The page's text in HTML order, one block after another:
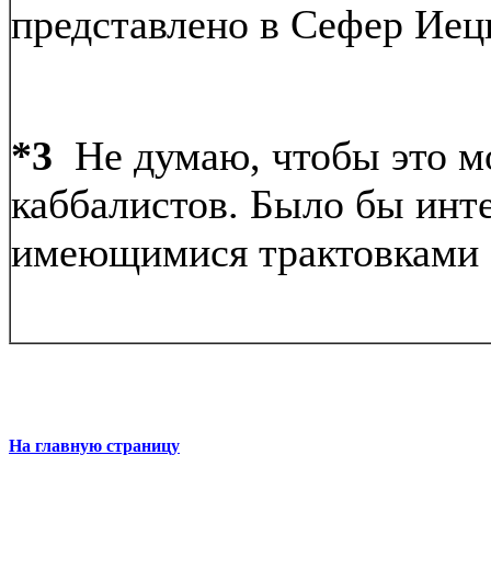
представлено в Сефер
*3 Не думаю, чтобы это
каббалистов. Было бы
имеющимися трактовками
На главную страницу